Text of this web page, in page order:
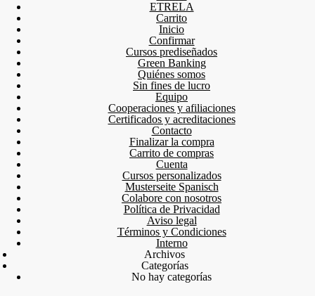
ETRELA
Carrito
Inicio
Confirmar
Cursos prediseñados
Green Banking
Quiénes somos
Sin fines de lucro
Equipo
Cooperaciones y afiliaciones
Certificados y acreditaciones
Contacto
Finalizar la compra
Carrito de compras
Cuenta
Cursos personalizados
Musterseite Spanisch
Colabore con nosotros
Política de Privacidad
Aviso legal
Términos y Condiciones
Interno
Archivos
Categorías
No hay categorías